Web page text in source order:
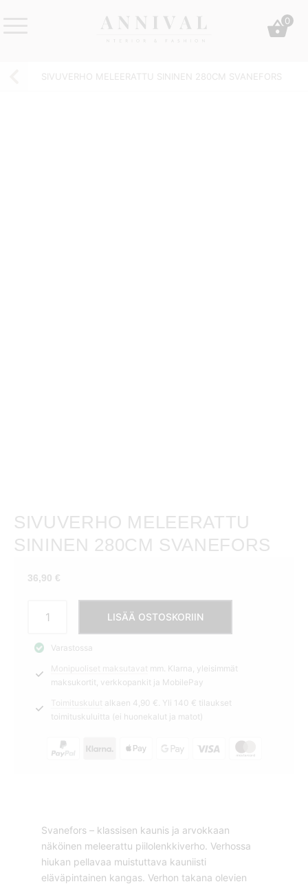
&
0
SIVUVERHO MELEERATTU SININEN 280CM SVANEFORS
SIVUVERHO MELEERATTU
SININEN 280CM SVANEFORS
36,90 €
meleerattu
280cm
Svanefors
määrä
LISÄÄ OSTOSKORIIN
Varastossa
Monipuoliset maksutavat
mm. Klarna, yleisimmät
maksukortit, verkkopankit ja MobilePay
Toimituskulut alkaen 4,90 €. Yli 140 € tilaukset
toimituskuluitta (ei huonekalut ja matot)
Svanefors – klassisen kaunis ja arvokkaan
näköinen meleerattu piilolenkkiverho. Verhossa
hiukan pellavaa muistuttava kauniisti
eläväpintainen kangas. Verhon takana olevien